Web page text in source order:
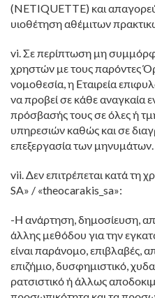
(NETIQUETTE) και
υιοθέτηση αθέμιτων
vi. Σε περίπτωση μη
χρηστών με τους παρόντες
νομοθεσία, η Εταιρεία
να προβεί σε κάθε αναγκαία
πρόσβασής τους σε όλες ή
υπηρεσιών καθώς και σε
επεξεργασία των μηνυμάτων.
vii. Δεν επιτρέπεται κατά τη
SA» / «theocarakis_sa»:
-Η ανάρτηση, δημοσίευση,
άλλης μεθόδου για την
είναι παράνομο, επιβλαβές,
επιζήμιο, δυσφημιστικό,
ρατσιστικό ή άλλως